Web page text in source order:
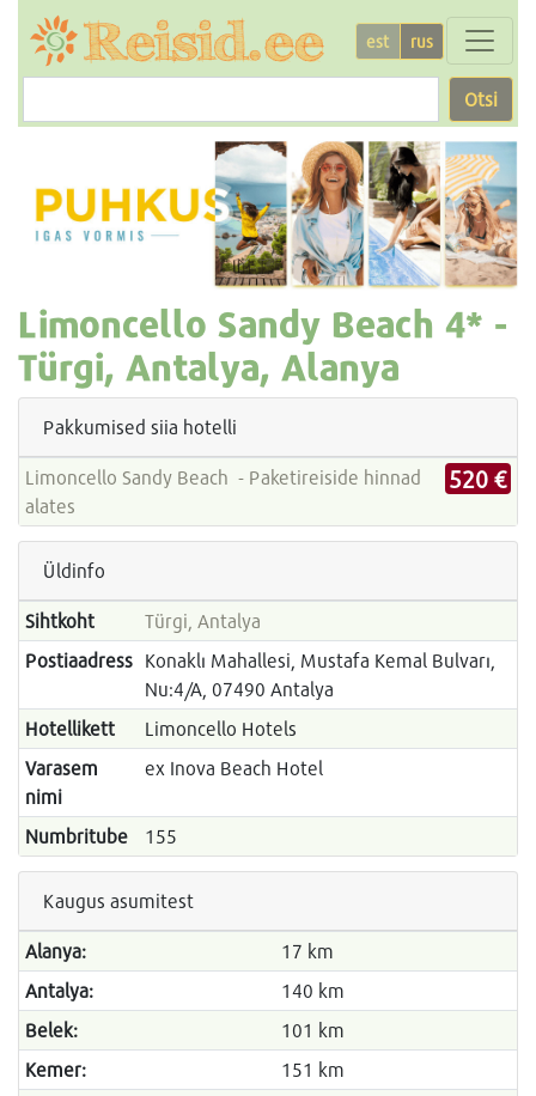
est rus
Otsi
Limoncello Sandy Beach 4* -
Türgi, Antalya, Alanya
Pakkumised siia hotelli
Limoncello Sandy Beach - Paketireiside hinnad
alates
520 €
Üldinfo
Sihtkoht
Türgi, Antalya
Postiaadress Konaklı Mahallesi, Mustafa Kemal Bulvarı,
Nu:4/A, 07490 Antalya
Hotellikett
Limoncello Hotels
Varasem
nimi
ex Inova Beach Hotel
Numbritube 155
Kaugus asumitest
Alanya:
17 km
Antalya:
140 km
Belek:
101 km
Kemer:
151 km